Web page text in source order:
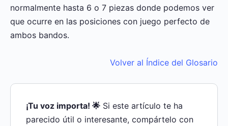
normalmente hasta 6 o 7 piezas donde podemos ver
que ocurre en las posiciones con juego perfecto de
ambos bandos.
Volver al Índice del Glosario
¡Tu voz importa! 🌟 Si este artículo te ha
parecido útil o interesante, compártelo con